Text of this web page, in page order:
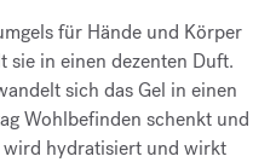
für Hände und Körper
in einen dezenten Duft.
sich das Gel in einen
Wohlbefinden schenkt und
hydratisiert und wirkt